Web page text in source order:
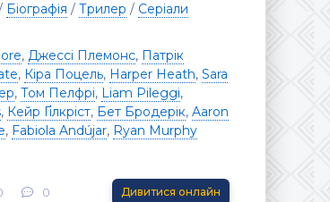
Біографія / Трилер / Серіали
, Джессі Племонс, Патрік
, Кіра Поцель, Harper Heath, Sara
, Том Пелфрі, Liam Pileggi,
, Кейр Ґілкріст, Бет Бродерік, Aaron
, Fabiola Andújar, Ryan Murphy
0 Дивитися онлайн